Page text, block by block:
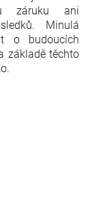
záruku ani
Minulá
o budoucích
základě těchto